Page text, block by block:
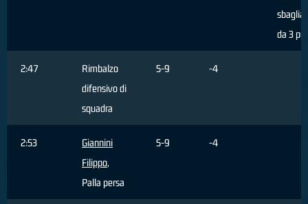
da 3
2:47
Rimbalzo
difensivo di
squadra
5-9 -4
2:53
Giannini
Filippo,
Palla persa
5-9 -4